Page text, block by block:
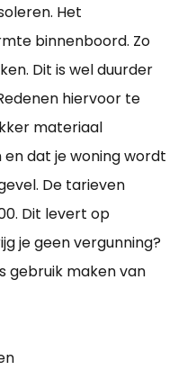
Het
binnenboord. Zo
Dit is wel duurder
hiervoor te
materiaal
dat je woning wordt
De tarieven
Dit levert op
je geen vergunning?
gebruik maken van